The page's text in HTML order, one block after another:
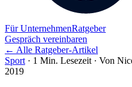
Für UnternehmenRatgeber
Gespräch vereinbaren
← Alle Ratgeber-Artikel
Sport · 1 Min. Lesezeit · Von
2019